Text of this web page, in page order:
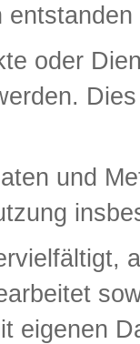
oder
und
eigenen